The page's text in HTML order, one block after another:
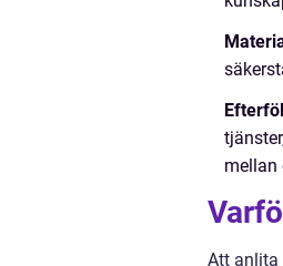
mellan
Att anlita